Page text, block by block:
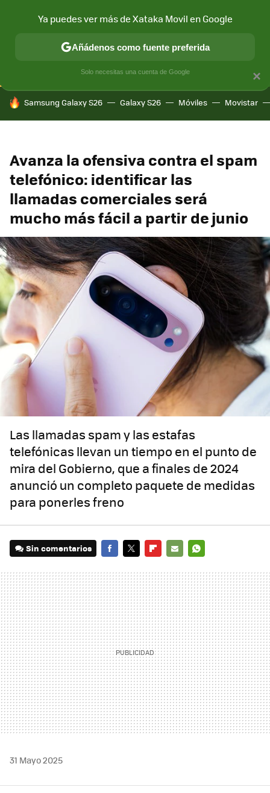
CONECTIVIDAD MÓVIL Y SOCIEDAD APLICACIONES
HOY SE HABLA DE
Samsung Galaxy S26 Galaxy S26 Móviles Movistar
Avanza la ofensiva contra el spam
telefónico: identificar las
llamadas comerciales será
mucho más fácil a partir de junio
Las llamadas spam y las estafas
telefónicas llevan un tiempo en el punto de
mira del Gobierno, que a finales de 2024
anunció un completo paquete de medidas
para ponerles freno
Sin comentarios
MAIL
31 Mayo 2025
×
Ya puedes ver más de Xataka Movil en Google
Añádenos como fuente preferida
Solo necesitas una cuenta de Google